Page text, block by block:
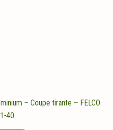
– Coupe tirante – FELCO
40